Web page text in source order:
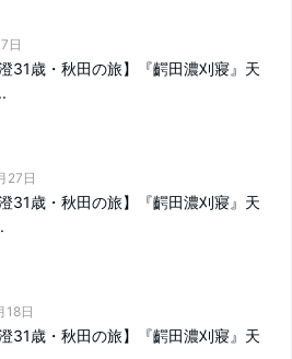
日
澄31歳・秋田の旅】『齶田濃刈寢』天
27日
澄31歳・秋田の旅】『齶田濃刈寢』天
18日
澄31歳・秋田の旅】『齶田濃刈寢』天